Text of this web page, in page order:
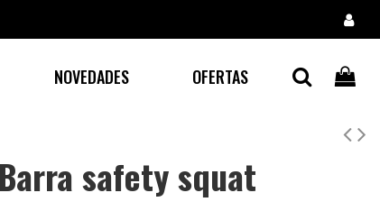
NOVEDADES OFERTAS
Barra safety squat